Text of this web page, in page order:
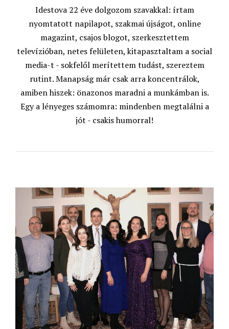
Idestova 22 éve dolgozom szavakkal: írtam
nyomtatott napilapot, szakmai újságot, online
magazint, csajos blogot, szerkesztettem
televízióban, netes felületen, kitapasztaltam a social
media-t - sokfelől merítettem tudást, szereztem
rutint. Manapság már csak arra koncentrálok,
amiben hiszek: önazonos maradni a munkámban is.
Egy a lényeges számomra: mindenben megtalálni a
jót - csakis humorral!